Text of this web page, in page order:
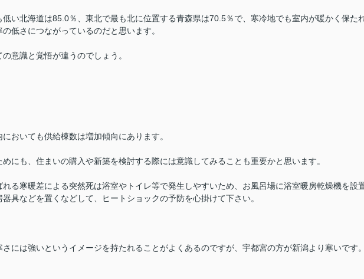
い北海道は85.0％、東北で最も北に位置する青森県は70.5％で、寒冷地でも室内が暖かく保た
低さにつながっているのだと思います。
意識と覚悟が違うのでしょう。
おいても供給棟数は増加傾向にあります。
にも、住まいの購入や新築を検討する際には意識してみることも重要かと思います。
れる寒暖差による突然死は浴室やトイレ等で発生しやすいため、お風呂場に浴室暖房乾燥機を設
具などを置くなどして、ヒートショックの予防を心掛けて下さい。
には強いというイメージを持たれることがよくあるのですが、宇都宮の方が新潟より寒いです